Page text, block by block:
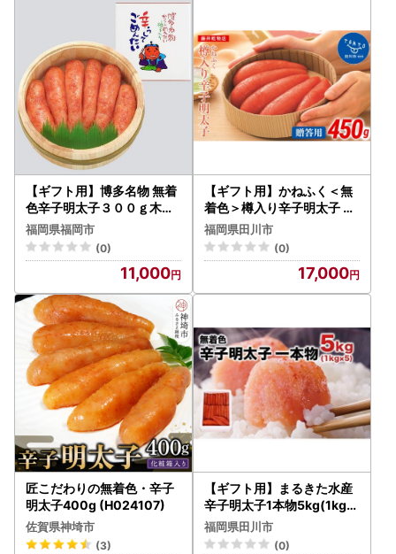
【ギフト用】博多名物 無着
色辛子明太子３００ｇ木樽
入り
福岡県福岡市
(0)
11,000
【ギフト用】かねふく＜無
着色＞樽入り辛子明太子 45
0g
福岡県田川市
(0)
17,000
匠こだわりの無着色・辛子
明太子400g (H024107)
佐賀県神埼市
(3)
【ギフト用】まるきた水産
辛子明太子1本物5kg(1kg×
5)
福岡県田川市
(0)